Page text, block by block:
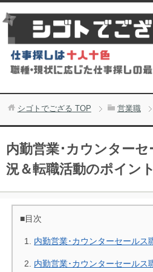
シゴトでござる TOP 営業職
内勤営業･カウンター
況＆転職活動のポイント
■目次
内勤営業･カウンターセールス
内勤営業･カウンターセールス